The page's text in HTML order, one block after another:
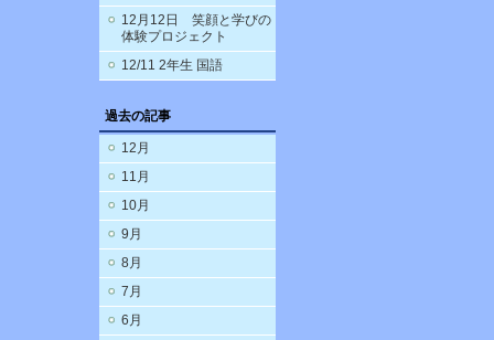
12月12日 笑顔と学びの
体験プロジェクト
12/11 2年生 国語
過去の記事
12月
11月
10月
9月
8月
7月
6月